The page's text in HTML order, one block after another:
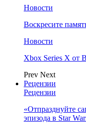
Новости
Воскресите
Новости
Xbox Series X от
Prev Next
Рецензии
Рецензии
«Отпразднуйте
эпизода в Star